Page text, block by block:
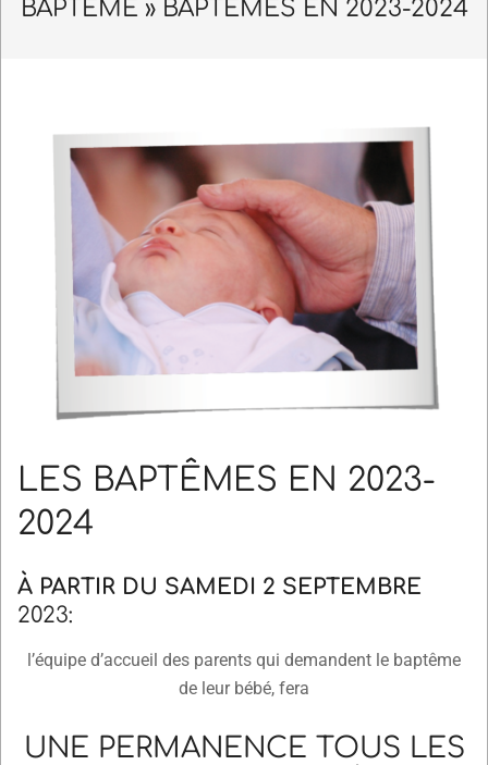
Navigation
BAPTÊME » BAPTÊMES EN 2023-2024
LES BAPTÊMES EN 2023-
2024
À PARTIR DU SAMEDI 2 SEPTEMBRE
2023:
l’équipe d’accueil des parents qui demandent le baptême
de leur bébé, fera
UNE PERMANENCE TOUS LES